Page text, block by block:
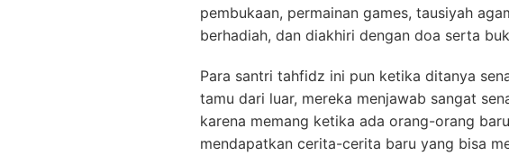
pembukaan, permainan games, tausiyah
berhadiah, dan diakhiri dengan doa serta
Para santri tahfidz ini pun ketika ditanya
tamu dari luar, mereka menjawab sangat
karena memang ketika ada orang-orang
mendapatkan cerita-cerita baru yang bisa